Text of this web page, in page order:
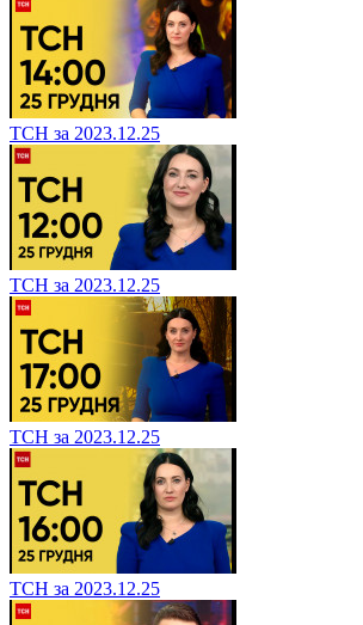
ТСН за 2023.12.25
ТСН за 2023.12.25
ТСН за 2023.12.25
ТСН за 2023.12.25